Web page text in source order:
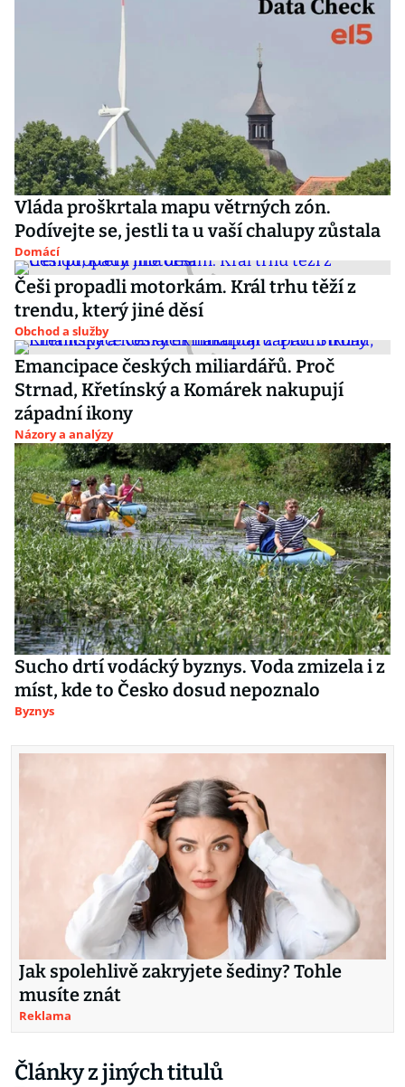
Vláda proškrtala mapu větrných zón.
Podívejte se, jestli ta u vaší chalupy zůstala
Domácí
Češi propadli motorkám. Král trhu těží z
trendu, který jiné děsí
Obchod a služby
Emancipace českých miliardářů. Proč
Strnad, Křetínský a Komárek nakupují
západní ikony
Názory a analýzy
Sucho drtí vodácký byznys. Voda zmizela i z
míst, kde to Česko dosud nepoznalo
Byznys
Jak spolehlivě zakryjete šediny? Tohle
musíte znát
Reklama
Články z jiných titulů